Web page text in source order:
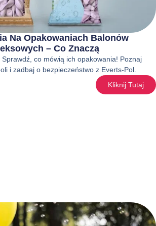
Na Opakowaniach Balonów
– Co Znaczą
co mówią ich opakowania! Poznaj
i zadbaj o bezpieczeństwo z Everts-Pol.
Kliknij Tutaj